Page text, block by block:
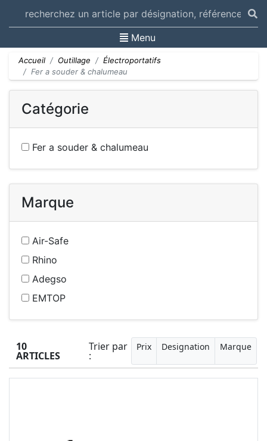
Toggle navigation
Menu
Accueil Outillage
Électroportatifs
Fer a souder & chalumeau
Catégorie
Fer a souder & chalumeau
Marque
Air-Safe
Rhino
Adegso
EMTOP
10
ARTICLES
Trier par
:
Prix Designation Marque